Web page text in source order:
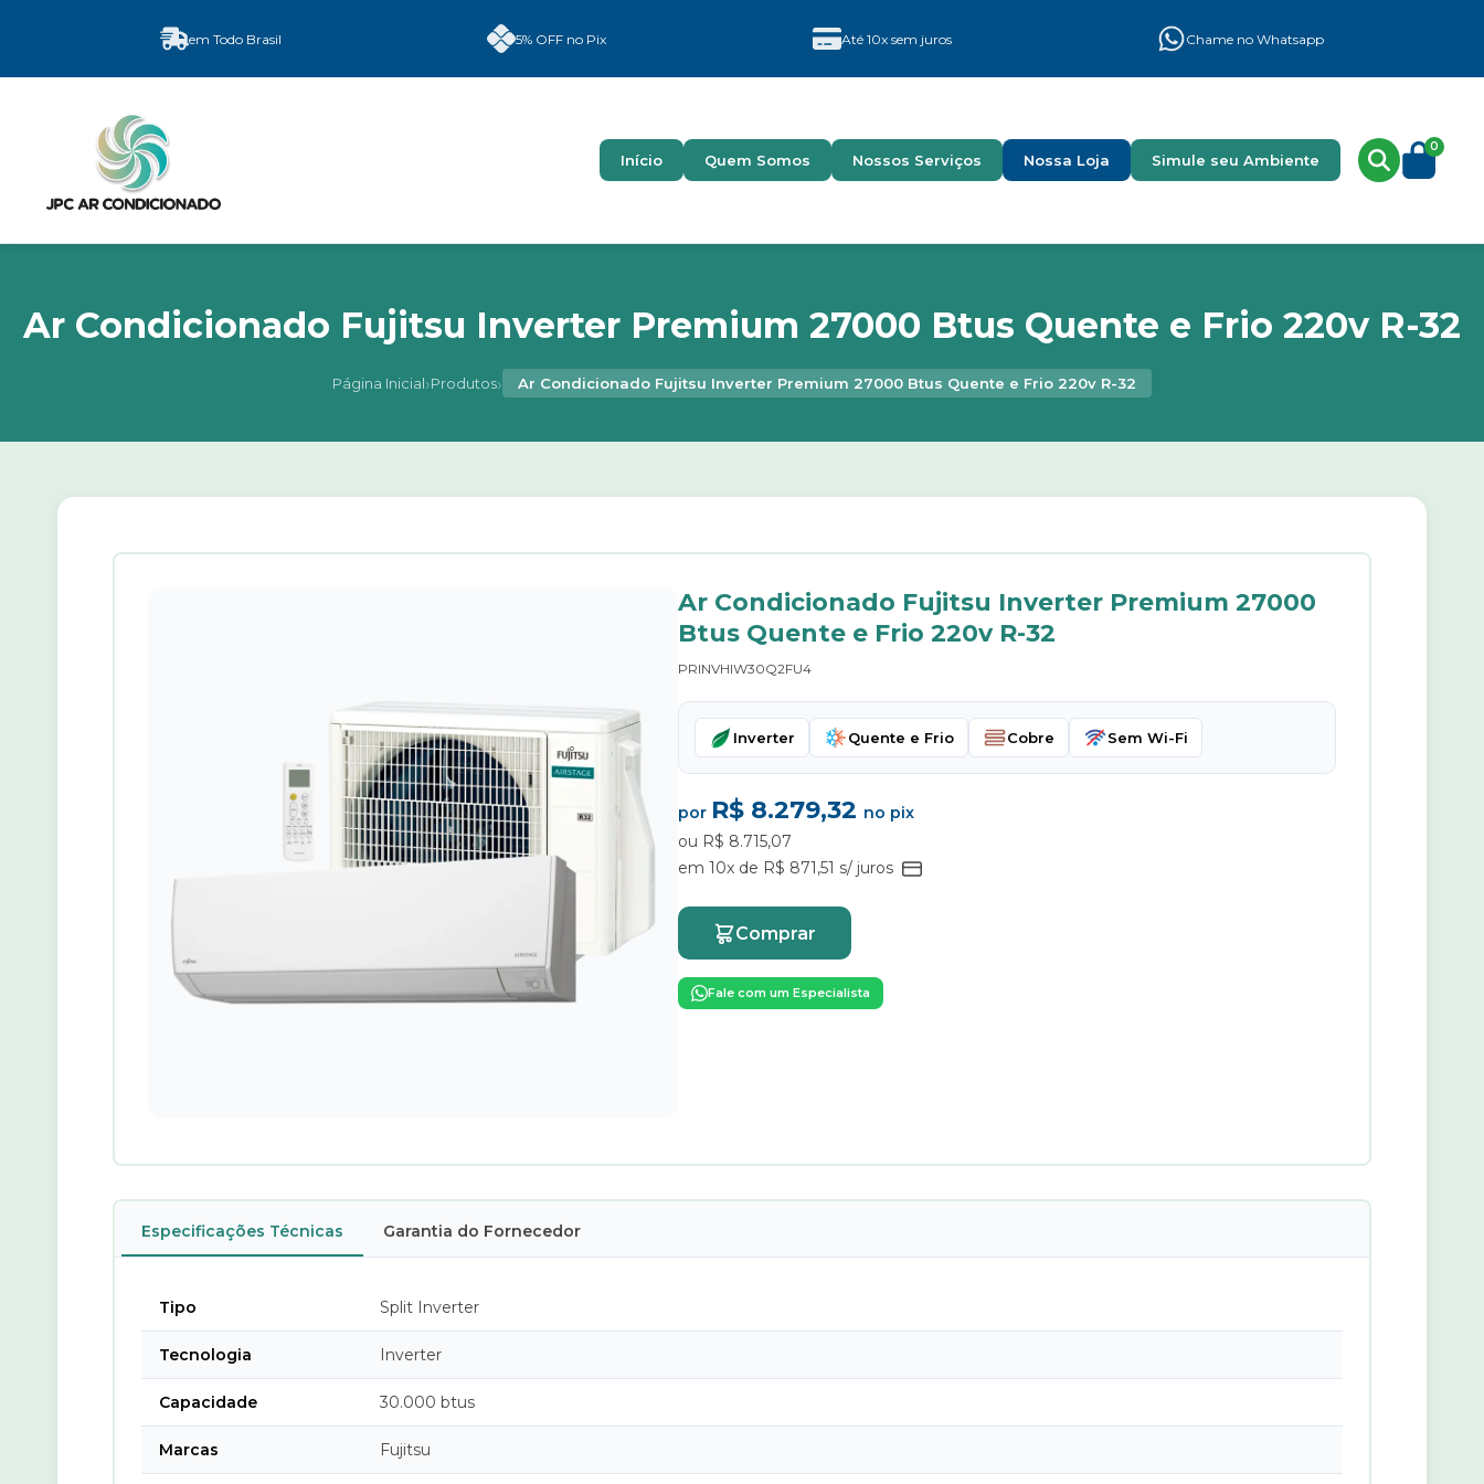
em Todo Brasil 5% OFF no Pix Até 10x sem juros Chame no Whatsapp
Início Quem Somos Nossos Serviços Nossa Loja Simule seu Ambiente
0
Ar Condicionado Fujitsu Inverter Premium 27000 Btus Quente e Frio 220v R-32
Página Inicial›Produtos› Ar Condicionado Fujitsu Inverter Premium 27000 Btus Quente e Frio 220v R-32
Ar Condicionado Fujitsu Inverter Premium 27000
Btus Quente e Frio 220v R-32
PRINVHIW30Q2FU4
Inverter Quente e Frio Cobre Sem Wi-Fi
por R$ 8.279,32 no pix
ou R$ 8.715,07
em 10x de R$ 871,51 s/ juros
Comprar
Fale com um Especialista
Especificações Técnicas Garantia do Fornecedor
Tipo Split Inverter
Tecnologia Inverter
Capacidade 30.000 btus
Marcas Fujitsu